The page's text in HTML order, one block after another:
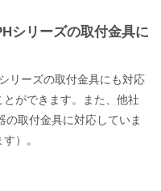
シリーズの取付金具に
リーズの取付金具にも対応
ができます。また、他社
取付金具に対応していま
）。